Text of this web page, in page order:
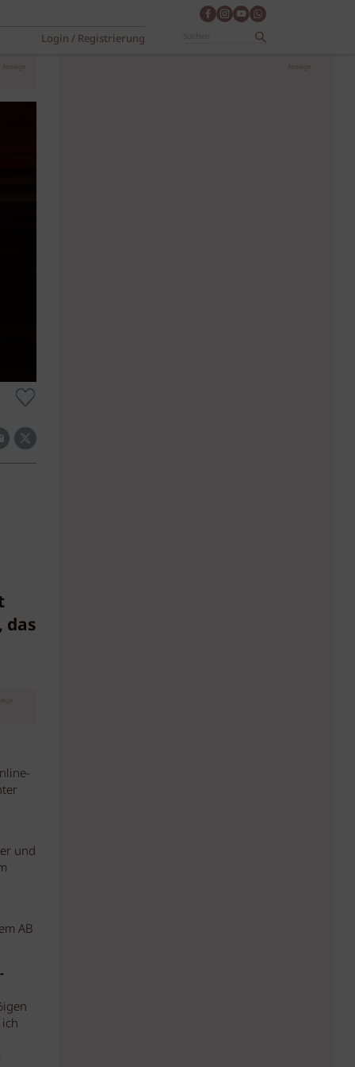
Login / Registrierung
Anzeige
das
und
AB
Anzeige